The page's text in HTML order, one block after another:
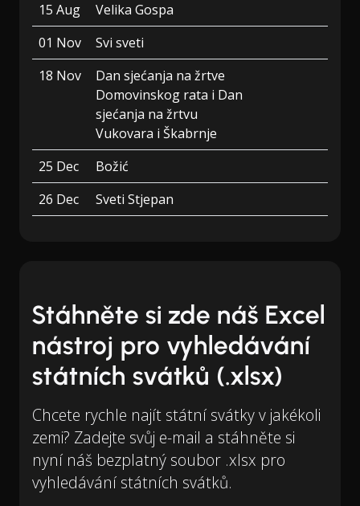
15 Aug
Velika Gospa
01 Nov
Svi sveti
18 Nov
Dan sjećanja na žrtve
Domovinskog rata i Dan
sjećanja na žrtvu
Vukovara i Škabrnje
25 Dec
Božić
26 Dec
Sveti Stjepan
Stáhněte si zde náš Excel
nástroj pro vyhledávání
státních svátků (.xlsx)
Chcete rychle najít státní svátky v jakékoli
zemi? Zadejte svůj e-mail a stáhněte si
nyní náš bezplatný soubor .xlsx pro
vyhledávání státních svátků.